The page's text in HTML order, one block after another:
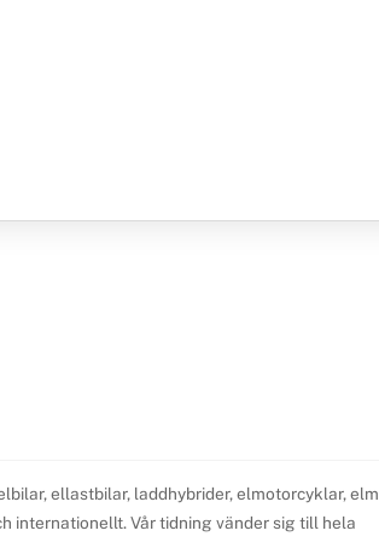
ellastbilar, laddhybrider, elmotorcyklar,
internationellt. Vår tidning vänder sig till hela